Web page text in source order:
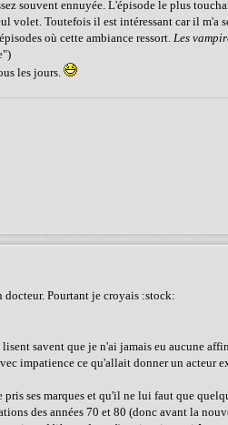
souvent ennuyée. L'épisode le plus
volet. Toutefois il est intéressant car il
où cette ambiance ressort. Les
les jours.
Pourtant je croyais :stock:
savent que je n'ai jamais eu aucune
impatience ce qu'allait donner un acteur
ses marques et qu'il ne lui faut que
des années 70 et 80 (donc avant la